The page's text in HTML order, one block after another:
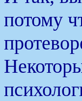
потому